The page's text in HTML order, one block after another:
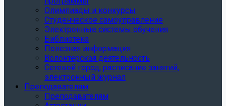
Олимпиады и конкурсы
Студенческое самоуправление
Электронные системы обучения
Библиотека
Полезная информация
Волонтерская деятельность
Сетевой город, расписание занятий,
электронный журнал
Преподавателям
Преподавателям